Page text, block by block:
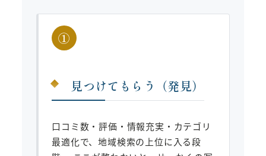
①
見つけてもらう（発見）
口コミ数・評価・情報充実・カテゴリ
最適化で、地域検索の上位に入る段